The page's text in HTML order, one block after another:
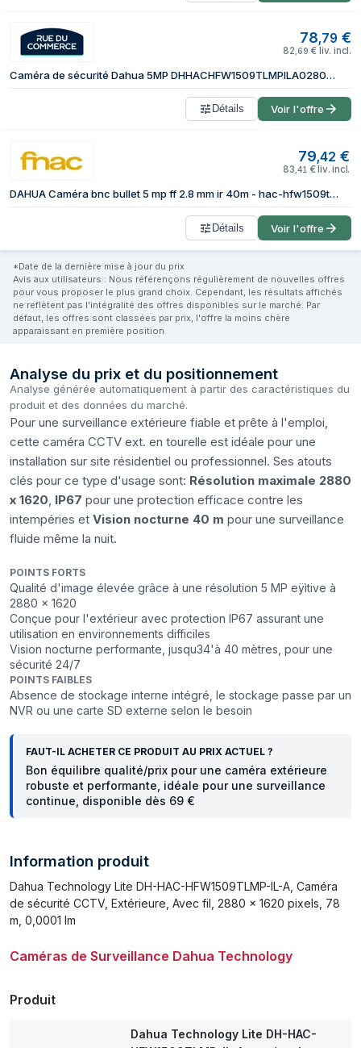
78,79 €
82 69 € liv. incl.
Caméra de sécurité Dahua 5MP DHHACHFW1509TLMPILA0280BS2
Détails Voir l'offre
79,42 €
83 41 € liv. incl.
DAHUA Caméra bnc bullet 5 mp ff 2.8 mm ir 40m - hac-hfw1509tlmp-il-a-0280b-s2
Détails Voir l'offre
*Date de la dernière mise à jour du prix
Avis aux utilisateurs : Nous référençons régulièrement de nouvelles offres
pour vous proposer le plus grand choix. Cependant, les résultats affichés
ne reflètent pas l'intégralité des offres disponibles sur le marché. Par
défaut, les offres sont classées par prix, l'offre la moins chère
apparaissant en première position.
Analyse du prix et du positionnement
Analyse générée automatiquement à partir des caractéristiques du
produit et des données du marché.
Pour une surveillance extérieure fiable et prête à l'emploi,
cette caméra CCTV ext. en tourelle est idéale pour une
installation sur site résidentiel ou professionnel. Ses atouts
clés pour ce type d'usage sont: Résolution maximale 2880
x 1620, IP67 pour une protection efficace contre les
intempéries et Vision nocturne 40 m pour une surveillance
fluide même la nuit.
POINTS FORTS
Qualité d'image élevée grâce à une résolution 5 MP eÿìtive à
2880 x 1620
Conçue pour l'extérieur avec protection IP67 assurant une
utilisation en environnements difficiles
Vision nocturne performante, jusqu34'à 40 mètres, pour une
sécurité 24/7
POINTS FAIBLES
Absence de stockage interne intégré, le stockage passe par un
NVR ou une carte SD externe selon le besoin
FAUT-IL ACHETER CE PRODUIT AU PRIX ACTUEL ?
Bon équilibre qualité/prix pour une caméra extérieure
robuste et performante, idéale pour une surveillance
continue, disponible dès 69 €
Information produit
Dahua Technology Lite DH-HAC-HFW1509TLMP-IL-A, Caméra
de sécurité CCTV, Extérieure, Avec fil, 2880 x 1620 pixels, 78
m, 0,0001 lm
Caméras de Surveillance Dahua Technology
Produit
Dahua Technology Lite DH-HAC-